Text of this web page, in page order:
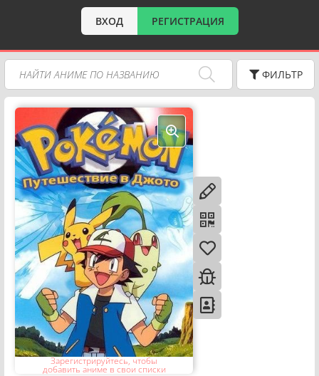
ВХОД РЕГИСТРАЦИЯ
ФИЛЬТР
Зарегистрируйтесь, чтобы
добавить аниме в свои списки